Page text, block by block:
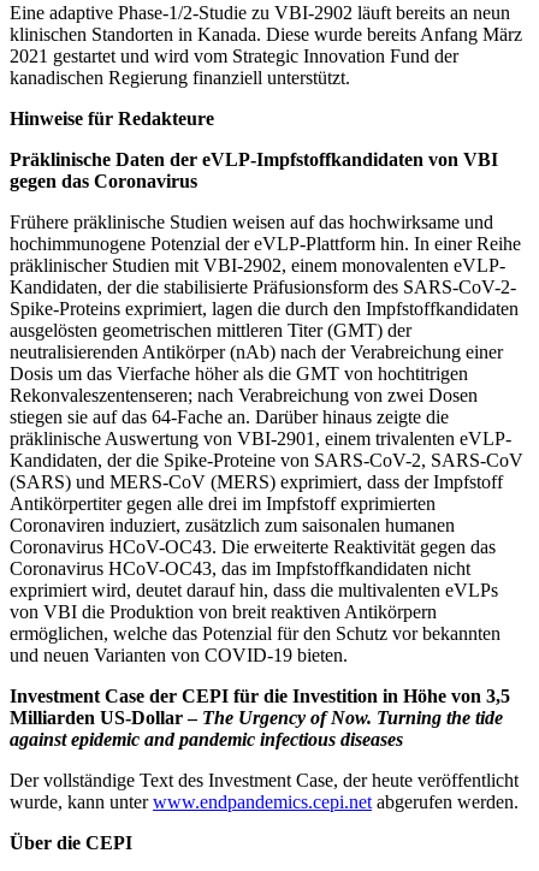
Eine adaptive Phase-1/2-Studie zu VBI-2902 läuft bereits an neun
klinischen Standorten in Kanada. Diese wurde bereits Anfang März
2021 gestartet und wird vom Strategic Innovation Fund der
kanadischen Regierung finanziell unterstützt.
Hinweise für Redakteure
Präklinische Daten der eVLP-Impfstoffkandidaten von VBI
gegen das Coronavirus
Frühere präklinische Studien weisen auf das hochwirksame und
hochimmunogene Potenzial der eVLP-Plattform hin. In einer Reihe
präklinischer Studien mit VBI-2902, einem monovalenten eVLP-
Kandidaten, der die stabilisierte Präfusionsform des SARS-CoV-2-
Spike-Proteins exprimiert, lagen die durch den Impfstoffkandidaten
ausgelösten geometrischen mittleren Titer (GMT) der
neutralisierenden Antikörper (nAb) nach der Verabreichung einer
Dosis um das Vierfache höher als die GMT von hochtitrigen
Rekonvaleszentenseren; nach Verabreichung von zwei Dosen
stiegen sie auf das 64-Fache an. Darüber hinaus zeigte die
präklinische Auswertung von VBI-2901, einem trivalenten eVLP-
Kandidaten, der die Spike-Proteine von SARS-CoV-2, SARS-CoV
(SARS) und MERS-CoV (MERS) exprimiert, dass der Impfstoff
Antikörpertiter gegen alle drei im Impfstoff exprimierten
Coronaviren induziert, zusätzlich zum saisonalen humanen
Coronavirus HCoV-OC43. Die erweiterte Reaktivität gegen das
Coronavirus HCoV-OC43, das im Impfstoffkandidaten nicht
exprimiert wird, deutet darauf hin, dass die multivalenten eVLPs
von VBI die Produktion von breit reaktiven Antikörpern
ermöglichen, welche das Potenzial für den Schutz vor bekannten
und neuen Varianten von COVID-19 bieten.
Investment Case der CEPI für die Investition in Höhe von 3,5
Milliarden US-Dollar – The Urgency of Now. Turning the tide
against epidemic and pandemic infectious diseases
Der vollständige Text des Investment Case, der heute veröffentlicht
wurde, kann unterwww.endpandemics.cepi.net abgerufen werden.
Über die CEPI